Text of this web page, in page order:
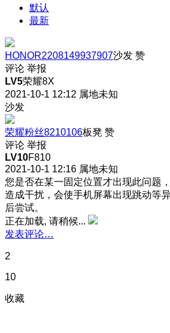
默认
最新
HONOR2208149937907沙发 赞
评论 举报
LV5荣耀8X
2021-10-1 12:12 属地未知
沙发
荣耀粉丝8210106板凳 赞
评论 举报
LV10F810
2021-10-1 12:16 属地未知
您是否在某一固定位置才出现此问题
造成干扰，会使手机屏幕出现跳动等
后尝试。
正在加载, 请稍候...
发表评论…
2
10
收藏